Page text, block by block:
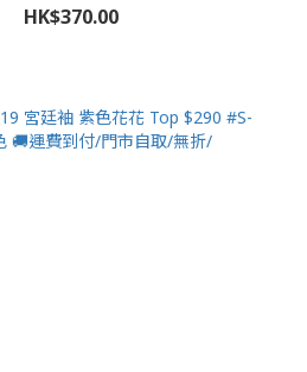
HK$370.00